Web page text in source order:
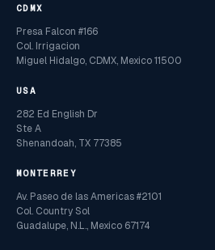
CDMX
Presa Falcon #166
Col. Irrigacion
Miguel Hidalgo, CDMX, Mexico 11500
USA
282 Ed English Dr
Ste A
Shenandoah, TX 77385
MONTERREY
Av. Paseo de las Americas #2101
Col. Country Sol
Guadalupe, N.L., Mexico 67174